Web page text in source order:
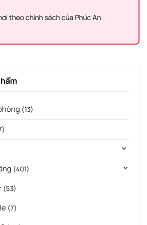
theo chính sách của Phúc An
(13)
(401)
(53)
(7)